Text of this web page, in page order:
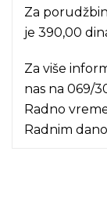
Za
je 390,00
Za više
nas na 069/
Radno
Radnim